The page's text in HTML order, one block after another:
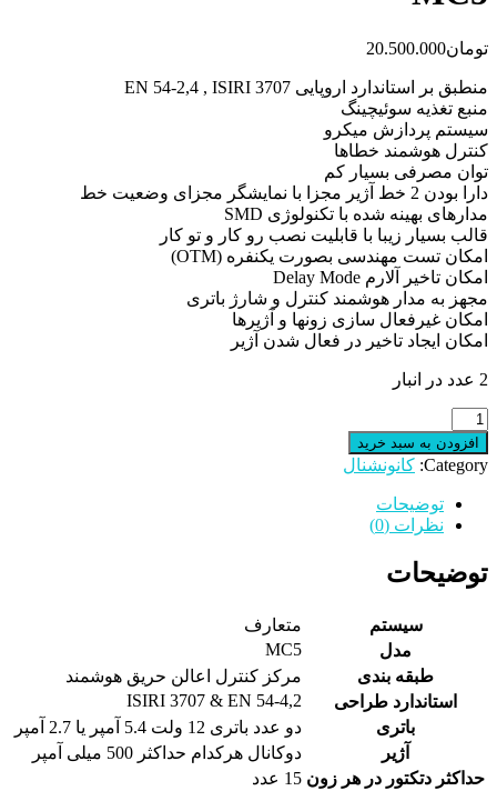
تومان20.500.000
منطبق بر استاندارد اروپایی EN 54-2,4 , ISIRI 3707
منبع تغذیه سوئیچینگ
سیستم پردازش میكرو
کنترل هوشمند خطاها
توان مصرفی بسیار کم
دارا بودن 2 خط آژیر مجزا با نمایشگر مجزای وضعیت خط
مدارهای بهینه شده با تكنولوژی SMD
قالب بسیار زیبا با قابلیت نصب رو کار و تو کار
امكان تست مهندسی بصورت یكنفره (OTM)
امكان تاخیر آلارم Delay Mode
مجهز به مدار هوشمند کنترل و شارژ باتری
امکان غیرفعال سازی زونها و آژیرها
امکان ایجاد تاخیر در فعال شدن آژیر
2 عدد در انبار
مرکز
کنترل
اعلان
حریق
8زون
MC5
افزودن به سبد خرید
Category: کانونشنال
توضیحات
نظرات (0)
توضیحات
سیستم
متعارف
مدل
MC5
طبقه بندی
مرکز کنترل اعالن حریق هوشمند
استاندارد طراحی
ISIRI 3707 & EN 54-4,2
باتری
دو عدد باتری 12 ولت 5.4 آمپر یا 2.7 آمپر
آژیر
دوکانال هرکدام حداکثر 500 میلی آمپر
حداکثر دتکتور در هر زون 15 عدد